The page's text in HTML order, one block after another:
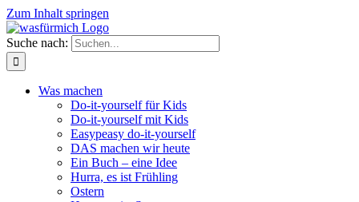
Zum Inhalt springen
Suche nach:
Was machen
Do-it-yourself für Kids
Do-it-yourself mit Kids
Easypeasy do-it-yourself
DAS machen wir heute
Ein Buch – eine Idee
Hurra, es ist Frühling
Ostern